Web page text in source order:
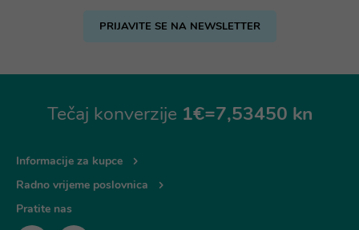
PRIJAVITE SE NA NEWSLETTER
Tečaj konverzije 1€=7,53450 kn
Informacije za kupce
Radno vrijeme poslovnica
Pratite nas